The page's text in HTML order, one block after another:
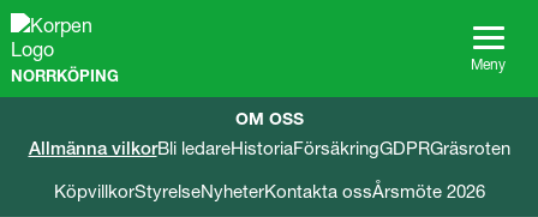
G
NORRKÖPING
Meny
OM OSS
Allmänna vilkorBli ledareHistoriaFörsäkringGDPRGräsroten
KöpvillkorStyrelseNyheterKontakta ossÅrsmöte 2026